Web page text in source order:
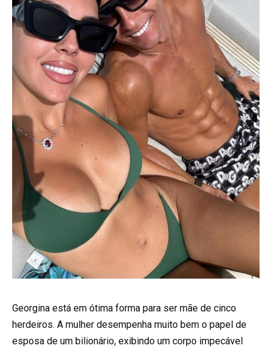
Georgina está em ótima forma para ser mãe de cinco
herdeiros. A mulher desempenha muito bem o papel de
esposa de um bilionário, exibindo um corpo impecável